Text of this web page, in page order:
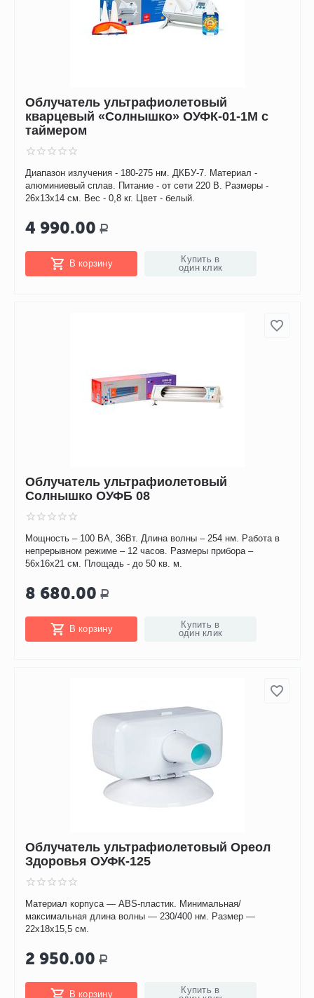
Облучатель ультрафиолетовый
кварцевый «Солнышко» ОУФК-01-1М с
таймером
Диапазон излучения - 180-275 нм. ДКБУ-7. Материал -
алюминиевый сплав. Питание - от сети 220 В. Размеры -
26х13х14 см. Вес - 0,8 кг. Цвет - белый.
4 990.00 Р
В корзину
Купить в
один клик
Облучатель ультрафиолетовый
Солнышко ОУФБ 08
Мощность – 100 ВА, 36Вт. Длина волны – 254 нм. Работа в
непрерывном режиме – 12 часов. Размеры прибора –
56х16х21 см. Площадь - до 50 кв. м.
8 680.00 Р
В корзину
Купить в
один клик
Облучатель ультрафиолетовый Ореол
Здоровья ОУФК-125
Материал корпуса — ABS-пластик. Минимальная/
максимальная длина волны — 230/400 нм. Размер —
22х18х15,5 см.
2 950.00 Р
В корзину
Купить в